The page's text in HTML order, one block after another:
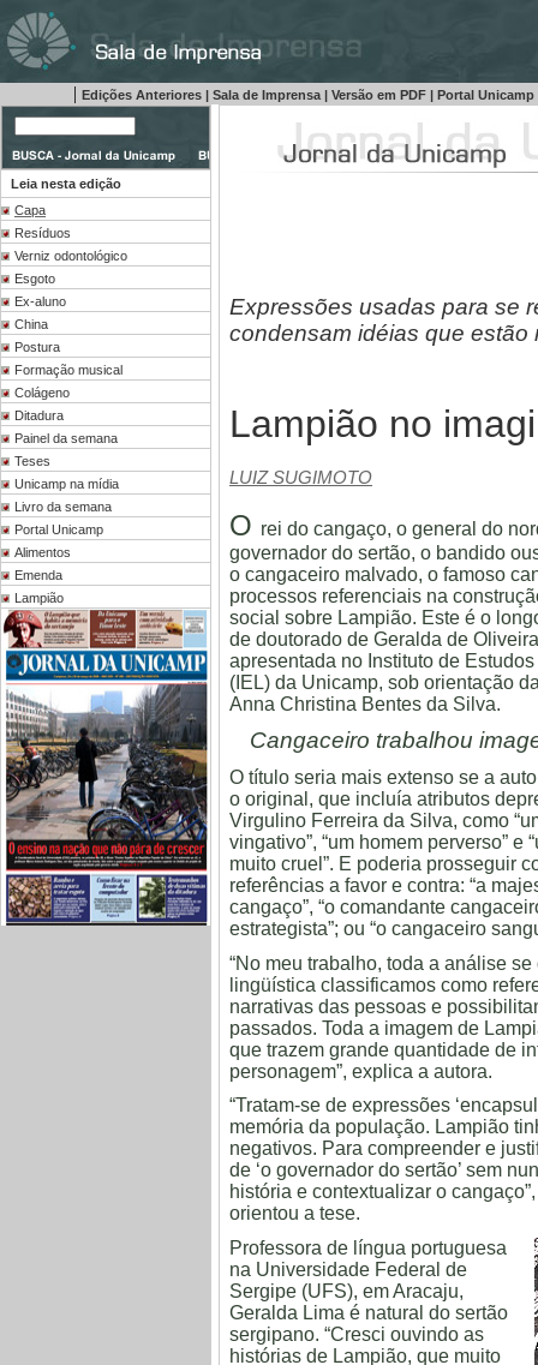
| Edições Anteriores| Sala de Imprensa| Versão em PDF | Portal Unicamp
Leia nesta edição
Capa
Resíduos
Verniz odontológico
Esgoto
Ex-aluno
China
Postura
Formação musical
Colágeno
Ditadura
Painel da semana
Teses
Unicamp na mídia
Livro da semana
Portal Unicamp
Alimentos
Emenda
Lampião
Expressões usadas para se
condensam idéias que
Lampião no
LUIZ SUGIMOTO
O rei do cangaço, o general do
governador do sertão, o bandido
o cangaceiro malvado, o famoso
processos referenciais na
social sobre Lampião. Este é o
de doutorado de Geralda de
apresentada no Instituto de
(IEL) da Unicamp, sob orientação
Anna Christina Bentes da Silva.
Cangaceiro trabalhou
O título seria mais extenso se a
o original, que incluía atributos
Virgulino Ferreira da Silva, como
vingativo”, “um homem perverso” e
muito cruel”. E poderia prosseguir
referências a favor e contra: “a
cangaço”, “o comandante
estrategista”; ou “o cangaceiro
“No meu trabalho, toda a análise
lingüística classificamos como
narrativas das pessoas e
passados. Toda a imagem de
que trazem grande quantidade de
personagem”, explica a autora.
“Tratam-se de expressões
memória da população. Lampião
negativos. Para compreender e
de ‘o governador do sertão’ sem
história e contextualizar o
orientou a tese.
Professora de língua portuguesa
na Universidade Federal de
Sergipe (UFS), em Aracaju,
Geralda Lima é natural do sertão
sergipano. “Cresci ouvindo as
histórias de Lampião, que muito